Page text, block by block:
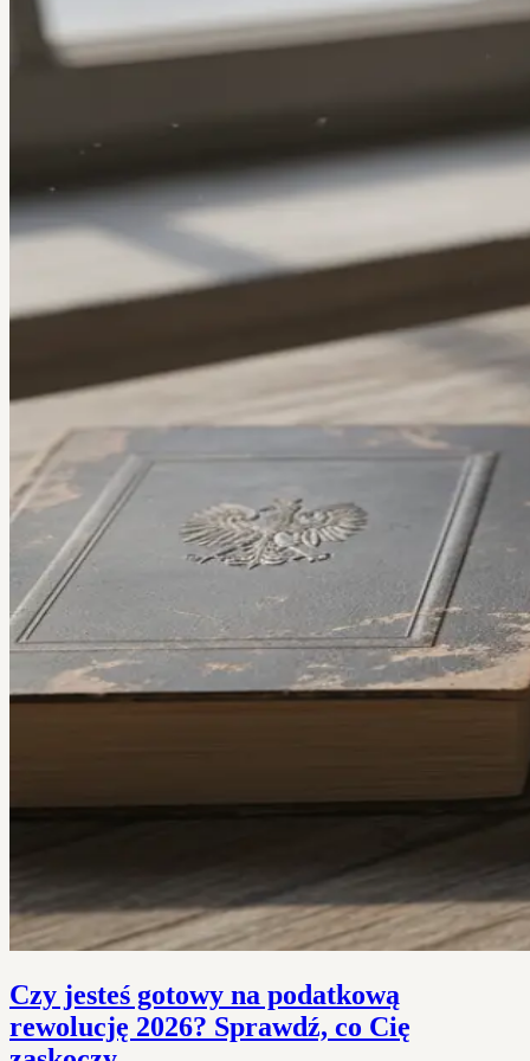
Czy jesteś gotowy na podatkową
rewolucję 2026? Sprawdź, co Cię